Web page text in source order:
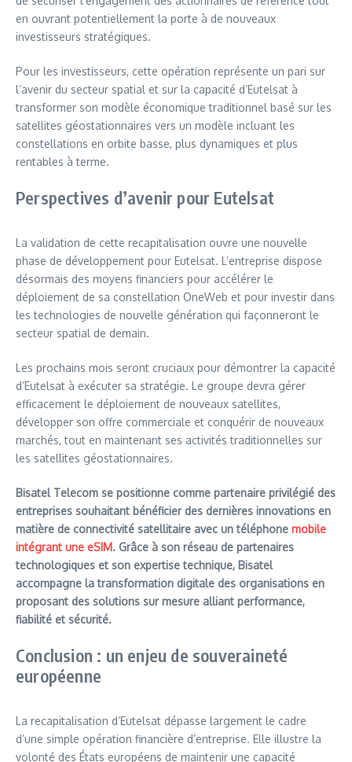
en ouvrant potentiellement la porte à de nouveaux
investisseurs stratégiques.
Pour les investisseurs, cette opération représente un pari sur
l’avenir du secteur spatial et sur la capacité d’Eutelsat à
transformer son modèle économique traditionnel basé sur les
satellites géostationnaires vers un modèle incluant les
constellations en orbite basse, plus dynamiques et plus
rentables à terme.
Perspectives d’avenir pour Eutelsat
La validation de cette recapitalisation ouvre une nouvelle
phase de développement pour Eutelsat. L’entreprise dispose
désormais des moyens financiers pour accélérer le
déploiement de sa constellation OneWeb et pour investir dans
les technologies de nouvelle génération qui façonneront le
secteur spatial de demain.
Les prochains mois seront cruciaux pour démontrer la capacité
d’Eutelsat à exécuter sa stratégie. Le groupe devra gérer
efficacement le déploiement de nouveaux satellites,
développer son offre commerciale et conquérir de nouveaux
marchés, tout en maintenant ses activités traditionnelles sur
les satellites géostationnaires.
Bisatel Telecom se positionne comme partenaire privilégié des
entreprises souhaitant bénéficier des dernières innovations en
matière de connectivité satellitaire avec un téléphone mobile
intégrant une eSIM. Grâce à son réseau de partenaires
technologiques et son expertise technique, Bisatel
accompagne la transformation digitale des organisations en
proposant des solutions sur mesure alliant performance,
fiabilité et sécurité.
Conclusion : un enjeu de souveraineté
européenne
La recapitalisation d’Eutelsat dépasse largement le cadre
d’une simple opération financière d’entreprise. Elle illustre la
volonté des États européens de maintenir une capacité